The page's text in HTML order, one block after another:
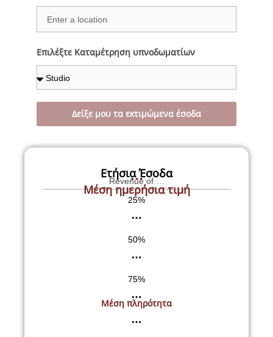
Επιλέξτε Καταμέτρηση υπνοδωματίων
Δείξε μου τα εκτιμώμενα έσοδα
Ετήσια Έσοδα
…
Revenue of …
Μέση ημερήσια τιμή
25%
…
50%
…
75%
…
Μέση πληρότητα
…